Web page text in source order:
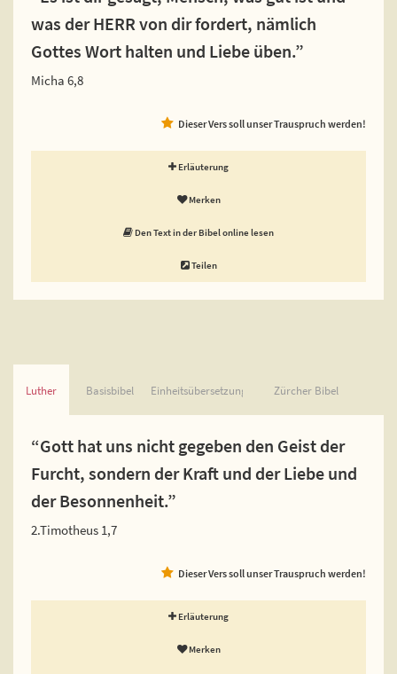
was der HERR von dir fordert, nämlich
Gottes Wort halten und Liebe üben.”
Micha 6,8
Dieser Vers soll unser Trauspruch werden!
Erläuterung
Merken
Den Text in der Bibel online lesen
Teilen
Luther Basisbibel Einheitsübersetzung Zürcher Bibel
“Gott hat uns nicht gegeben den Geist der
Furcht, sondern der Kraft und der Liebe und
der Besonnenheit.”
2.Timotheus 1,7
Dieser Vers soll unser Trauspruch werden!
Erläuterung
Merken